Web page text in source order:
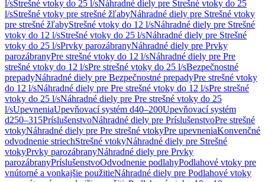
l/sStrešné vtoky do 25 l/sNáhradné diely pre Strešné vtoky do 25
l/sStrešné vtoky pre strešné žľabyNáhradné diely pre Strešné vtoky
pre strešné žľabyStrešné vtoky do 12 l/sNáhradné diely pre Strešné
vtoky do 12 l/sStrešné vtoky do 25 l/sNáhradné diely pre Strešné
vtoky do 25 l/sPrvky parozábranyNáhradné diely pre Prvky
parozábranyPre strešné vtoky do 12 l/sNáhradné diely pre Pre
strešné vtoky do 12 l/sPre strešné vtoky do 25 l/sBezpečnostné
prepadyNáhradné diely pre Bezpečnostné prepadyPre strešné vtoky
do 12 l/sNáhradné diely pre Pre strešné vtoky do 12 l/sPre strešné
vtoky do 25 l/sNáhradné diely pre Pre strešné vtoky do 25
l/sUpevneniaUpevňovací systém d40–200Upevňovací systém
d250–315PríslušenstvoNáhradné diely pre PríslušenstvoPre strešné
vtokyNáhradné diely pre Pre strešné vtokyPre upevneniaKonvenčné
odvodnenie striechStrešné vtokyNáhradné diely pre Strešné
vtokyPrvky parozábranyNáhradné diely pre Prvky
parozábranyPríslušenstvoOdvodnenie podlahyPodlahové vtoky pre
vnútorné a vonkajšie použitieNáhradné diely pre Podlahové vtoky